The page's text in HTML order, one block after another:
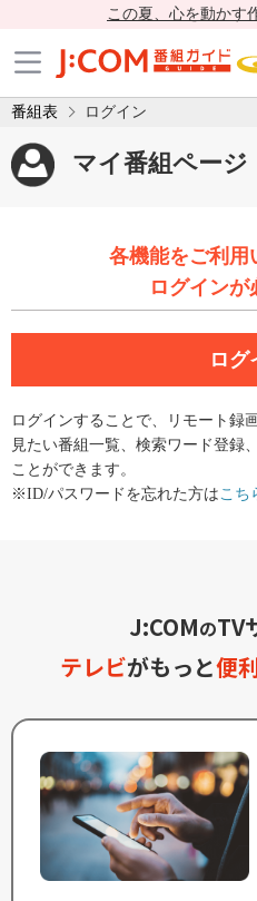
この夏、心を動かす
番組表 ログイン
マイ番組ページ
各機能をご利用
ログインが
ログ
ログインすることで、リモート録
見たい番組一覧、検索ワード登録
ことができます。
※ID/パスワードを忘れた方は こち
J:COMのTV
テレビがもっと便